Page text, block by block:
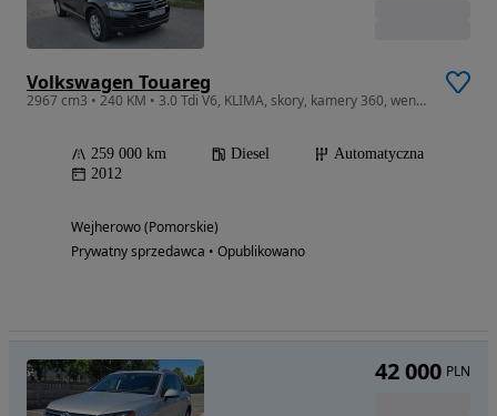
Volkswagen Touareg
2967 cm3 • 240 KM • 3.0 Tdi V6, KLIMA, skory, kamery 360, wentylowane fotele, OKAZJA !
259 000 km Diesel
Automatyczna
2012
Wejherowo (Pomorskie)
Prywatny sprzedawca • Opublikowano
42 000 PLN